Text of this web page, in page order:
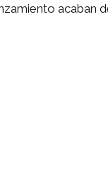
acaban